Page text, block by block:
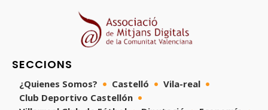
SECCIONS
¿Quienes Somos? Castelló
Vila-real
Club Deportivo Castellón